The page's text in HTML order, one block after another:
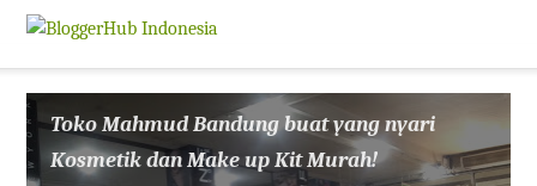
Toko Mahmud Bandung buat yang nyari
Kosmetik dan Make up Kit Murah!